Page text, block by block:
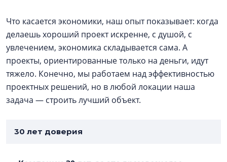
Что касается экономики, наш опыт показывает: когда
делаешь хороший проект искренне, с душой, с
увлечением, экономика складывается сама. А
проекты, ориентированные только на деньги, идут
тяжело. Конечно, мы работаем над эффективностью
проектных решений, но в любой локации наша
задача — строить лучший объект.
30 лет доверия